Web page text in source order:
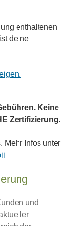
enthaltenen
deine
Keine
Zertifizierung.
Mehr Infos unter
und